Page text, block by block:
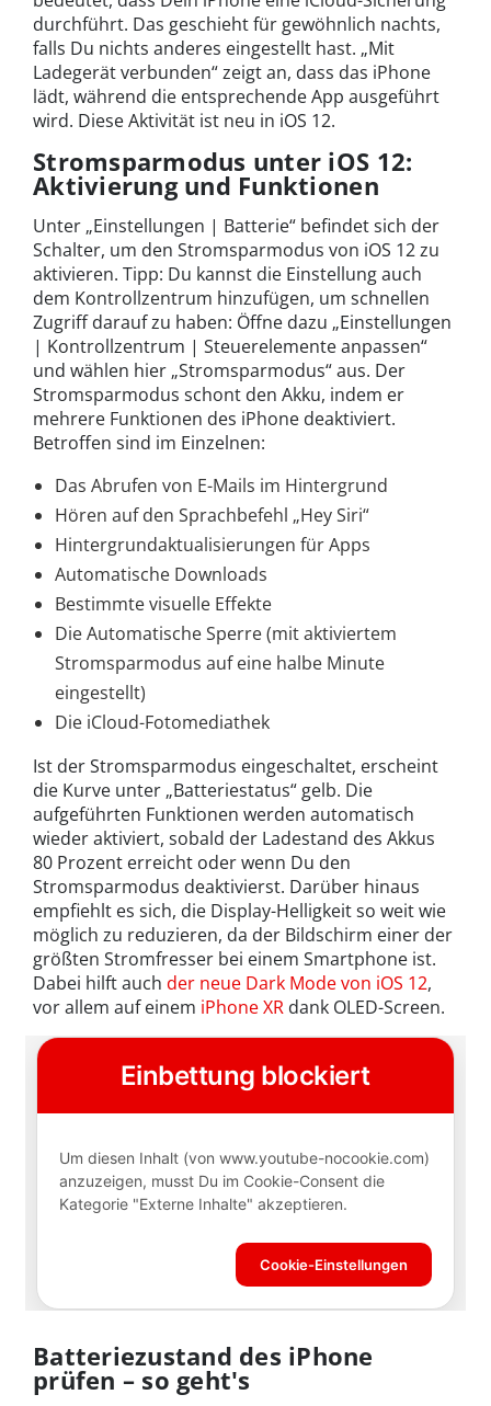
durchführt. Das geschieht für gewöhnlich nachts,
falls Du nichts anderes eingestellt hast. „Mit
Ladegerät verbunden“ zeigt an, dass das iPhone
lädt, während die entsprechende App ausgeführt
wird. Diese Aktivität ist neu in iOS 12.
Stromsparmodus unter iOS 12:
Aktivierung und Funktionen
Unter „Einstellungen | Batterie“ befindet sich der
Schalter, um den Stromsparmodus von iOS 12 zu
aktivieren. Tipp: Du kannst die Einstellung auch
dem Kontrollzentrum hinzufügen, um schnellen
Zugriff darauf zu haben: Öffne dazu „Einstellungen
| Kontrollzentrum | Steuerelemente anpassen“
und wählen hier „Stromsparmodus“ aus. Der
Stromsparmodus schont den Akku, indem er
mehrere Funktionen des iPhone deaktiviert.
Betroffen sind im Einzelnen:
Das Abrufen von E-Mails im Hintergrund
Hören auf den Sprachbefehl „Hey Siri“
Hintergrundaktualisierungen für Apps
Automatische Downloads
Bestimmte visuelle Effekte
Die Automatische Sperre (mit aktiviertem
Stromsparmodus auf eine halbe Minute
eingestellt)
Die iCloud-Fotomediathek
Ist der Stromsparmodus eingeschaltet, erscheint
die Kurve unter „Batteriestatus“ gelb. Die
aufgeführten Funktionen werden automatisch
wieder aktiviert, sobald der Ladestand des Akkus
80 Prozent erreicht oder wenn Du den
Stromsparmodus deaktivierst. Darüber hinaus
empfiehlt es sich, die Display-Helligkeit so weit wie
möglich zu reduzieren, da der Bildschirm einer der
größten Stromfresser bei einem Smartphone ist.
Dabei hilft auch der neue Dark Mode von iOS 12,
vor allem auf einem iPhone XR dank OLED-Screen.
Batteriezustand des iPhone
prüfen – so geht's